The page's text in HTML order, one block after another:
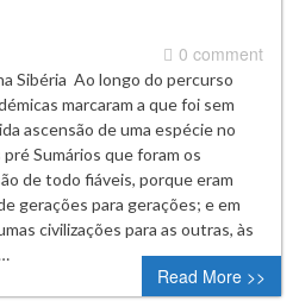
0 comment
Sibéria Ao longo do percurso
marcaram a que foi sem
ascensão de uma espécie no
Sumários que foram os
de todo fiáveis, porque eram
gerações para gerações; e em
civilizações para as outras, às
Read More >>